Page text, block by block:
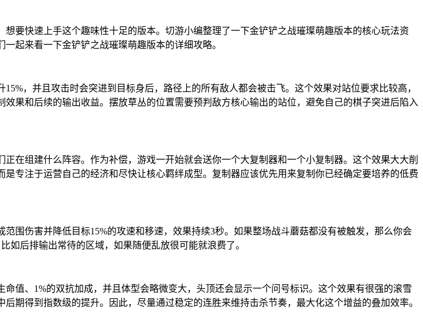
要快速上手这个趣味性十足的版本。切游小编整理了一下金铲铲之战璀璨萌趣版本的核心玩法资
起来看一下金铲铲之战璀璨萌趣版本的详细攻略。
，并且攻击时会突进到目标身后，路径上的所有敌人都会被击飞。这个效果对站位要求比较高，
果和后续的输出收益。摆放草丛的位置需要预判敌方核心输出的站位，避免自己的棋子突进后陷入
在组建什么阵容。作为补偿，游戏一开始就会送你一个大复制器和一个小复制器。这个效果大大削
专注于运营自己的经济和尽快让核心羁绊成型。复制器应该优先用来复制你已经确定要培养的低费
围伤害并降低目标15%的攻速和移速，效果持续3秒。如果整场战斗蘑菇都没有被触发，那么你会
如后排输出常待的区域，如果随便乱放很可能就浪费了。
值、1%的双抗加成，并且体型会略微变大，头顶还会显示一个问号标识。这个效果有很强的滚雪
期得到指数级的提升。因此，尽量通过稳定的连胜来维持击杀节奏，最大化这个增益的叠加效率。